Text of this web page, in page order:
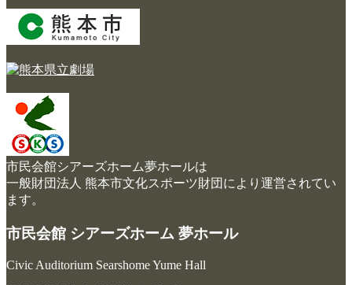
市民会館シアーズホーム夢ホールは
一般財団法人 熊本市文化スポーツ財団により運営されてい
ます。
市民会館 シアーズホーム 夢ホール
Civic Auditorium Searshome Yume Hall